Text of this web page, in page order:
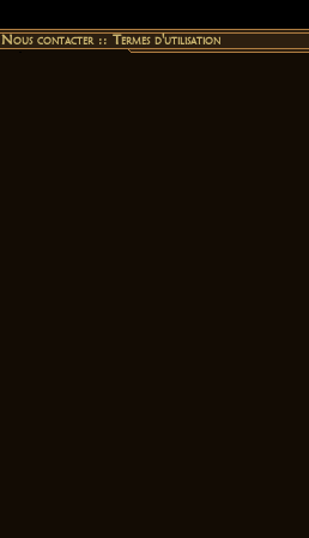
Nous contacter::Termes d'utilisation